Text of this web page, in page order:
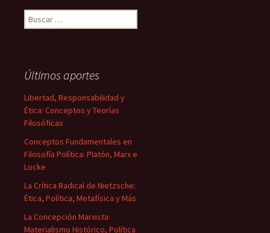
Buscar:
Últimos aportes
Libertad, Responsabilidad y
Ética: Conceptos y Teorías
Filosóficas
Conceptos Fundamentales en
Filosofía Política: Platón, Marx e
Locke
La Crítica Radical de Nietzsche:
Ética, Política, Metafísica y Más
La Concepción Marxista:
Materialismo Histórico, Política